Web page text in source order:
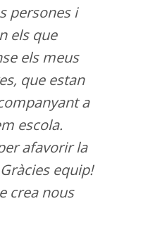
persones i
els que
els meus
que estan
a
escola.
afavorir la
equip!
crea nous